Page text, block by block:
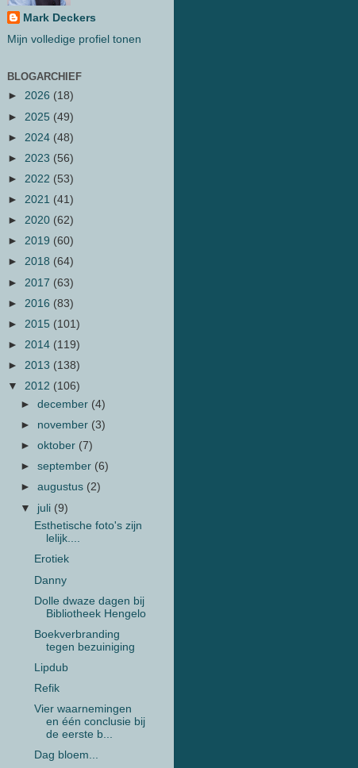
Mark Deckers
Mijn volledige profiel tonen
BLOGARCHIEF
► 2026 (18)
► 2025 (49)
► 2024 (48)
► 2023 (56)
► 2022 (53)
► 2021 (41)
► 2020 (62)
► 2019 (60)
► 2018 (64)
► 2017 (63)
► 2016 (83)
► 2015 (101)
► 2014 (119)
► 2013 (138)
▼ 2012 (106)
►december (4)
► november (3)
►oktober (7)
►september (6)
►augustus (2)
▼ juli (9)
Esthetische foto's zijn
lelijk....
Erotiek
Danny
Dolle dwaze dagen bij
Bibliotheek Hengelo
Boekverbranding
tegen bezuiniging
Lipdub
Refik
Vier waarnemingen
en één conclusie bij
de eerste b...
Dag bloem...